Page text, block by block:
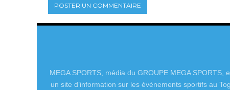
MEGA SPORTS, média du GROUPE MEGA SPORTS,
un site d’information sur les événements sportifs au